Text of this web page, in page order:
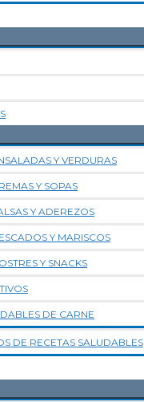
Y VERDURAS
Y SOPAS
Y ADEREZOS
Y MARISCOS
Y SNACKS
DE CARNE
DE RECETAS SALUDABLES